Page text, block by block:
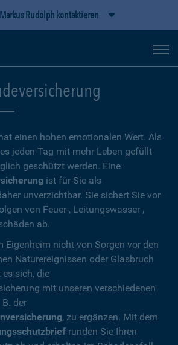
Markus Rudolph kontaktieren
einen hohen emotionalen Wert. Als
jeden Tag mit mehr Leben gefüllt
geschützt werden. Eine
ist für Sie als
unverzichtbar. Sie sichert Sie vor
von Feuer-, Leitungswasser-,
ab.
Eigenheim nicht von Sorgen vor den
Naturereignissen oder Glasbruch
sich, die
mit unseren verschiedenen
der
, zu ergänzen. Mit dem
runden Sie Ihren